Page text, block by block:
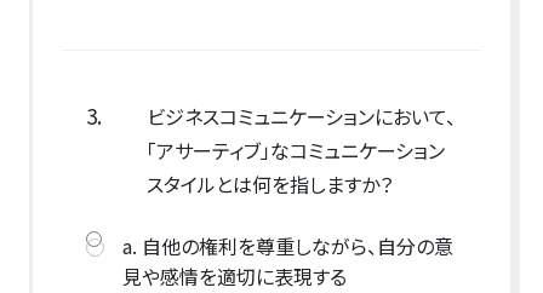
3.
ビジネスコミュニケーションにおいて、
「アサーティブ」なコミュニケーション
スタイルとは何を指しますか？
a. 自他の権利を尊重しながら、自分の意
見や感情を適切に表現する